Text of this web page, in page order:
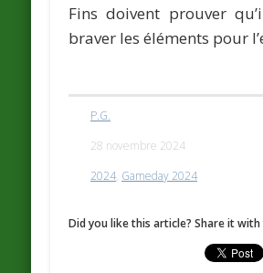
Fins doivent prouver
braver les éléments pour
P.G.
28 novembre 2024
2024, Gameday 2024
Did you like this article? Share it